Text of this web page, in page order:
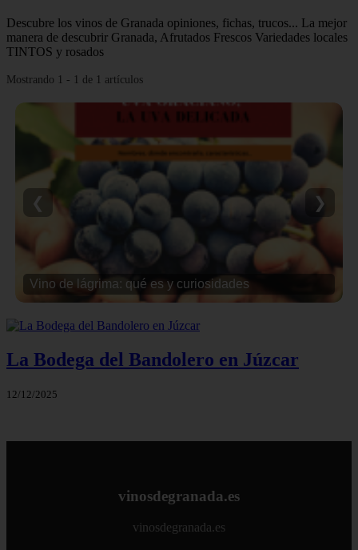
Descubre los vinos de Granada opiniones, fichas, trucos... La mejor
manera de descubrir Granada, Afrutados Frescos Variedades locales
TINTOS y rosados
Mostrando 1 - 1 de 1 artículos
Vino de lágrima: qué es y curiosidades
❮ ❯
La Bodega del Bandolero en Júzcar
12/12/2025
vinosdegranada.es
vinosdegranada.es